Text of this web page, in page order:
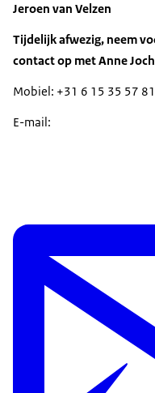
Jeroen van Velzen
Tijdelijk afwezig, neem
contact op met Anne
Mobiel: +31 6 15 35 57 81
E-mail: